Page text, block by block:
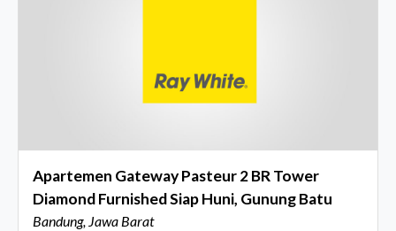
Apartemen Gateway Pasteur 2 BR Tower
Diamond Furnished Siap Huni, Gunung Batu
Bandung, Jawa Barat